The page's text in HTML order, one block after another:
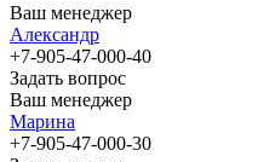
Ваш менеджер
Александр
+7-905-47-000-40
Задать вопрос
Ваш менеджер
Марина
+7-905-47-000-30